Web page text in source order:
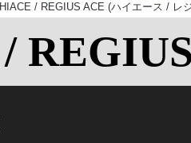
HIACE / REGIUS ACE (ハイエース / レ